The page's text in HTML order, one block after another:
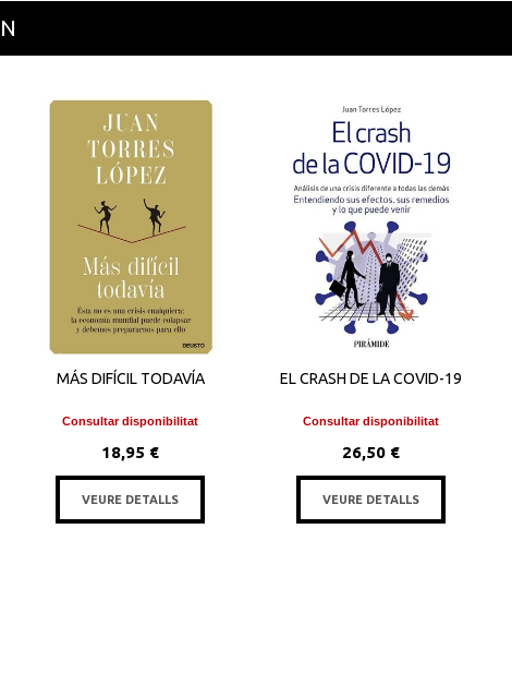
MÁS DIFÍCIL TODAVÍA
Consultar disponibilitat
18,95 €
VEURE DETALLS
EL CRASH DE LA COVID-19
Consultar disponibilitat
26,50 €
VEURE DETALLS